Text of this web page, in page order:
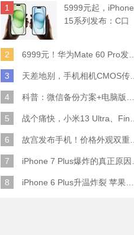
1
5999元起，iPhone
15系列发布：C口
2
6999元！华为Mate 60 Pro发布：麒麟9000S+卫星通话 (附初步跑分)
3 天差地别，手机相机CMOS传感器实际面积对比
4 科普：微信备份方案+电脑版丢失数据恢复指南
5 战个痛快，小米13 Ultra、Find X6 Pro、vivo X90 Pro+、小米12SU拍照横评
6 故宫发布手机！价格外观双重逆天！
7 iPhone 7 Plus爆炸的真正原因原来是这样
8 iPhone 6 Plus升温炸裂 苹果赔了一部全新的